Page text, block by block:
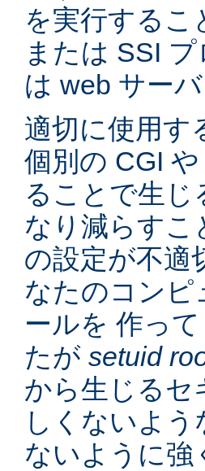
を実行するこ
または SSI
は web サー
適切に使用す
個別の CGI
ることで生じ
なり減らすこ
の設定が不適
なたのコンピ
ールを 作っ
たが setuid
から生じるセ
しくないよ
ないように強